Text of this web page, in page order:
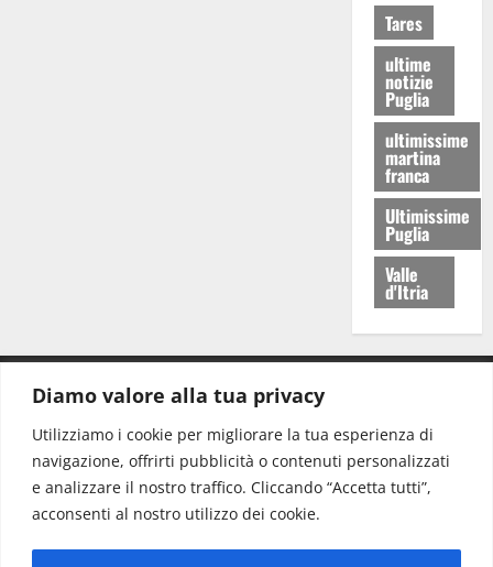
Diamo valore alla tua privacy
Utilizziamo i cookie per migliorare la tua esperienza di
navigazione, offrirti pubblicità o contenuti personalizzati
e analizzare il nostro traffico. Cliccando “Accetta tutti”,
acconsenti al nostro utilizzo dei cookie.
Tares
ultime
notizie
Puglia
ultimissime
martina
franca
Ultimissime
Puglia
Valle
d'Itria
Redazione: redazione@www.martinasera.it
Direttore:direttore@www.martinasera.it
Info & Commerciale:info@www.martinasera.it